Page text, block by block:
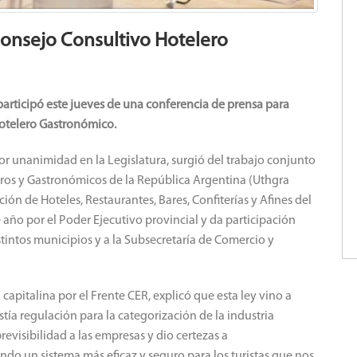
Consultivo Hotelero
este jueves de una conferencia de prensa para
Gastronómico.
unanimidad en la Legislatura, surgió del trabajo conjunto
y Gastronómicos de la República Argentina (Uthgra
de Hoteles, Restaurantes, Bares, Confiterías y Afines del
por el Poder Ejecutivo provincial y da participación
municipios y a la Subsecretaría de Comercio y
por el Frente CER, explicó que esta ley vino a
regulación para la categorización de la industria
a las empresas y dio certezas a